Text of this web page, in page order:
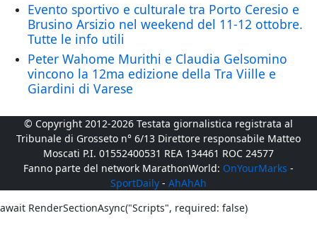
Evento sportivo e culturale tra Porto Ceresio e
Brusino Arsizio nel weekend del 11-12 ottobre.
Tutte le info utili
Peter Wahome Murithi e Claudia Gelsomino
vincono la 12ma edizione della Tra Viille e
Giardini di Varese
© Copyright 2012-2026 Testata giornalistica registrata al
Tribunale di Grosseto n° 6/13 Direttore responsabile Matteo
Moscati P.I. 01552400531 REA 134461 ROC 24577
Fanno parte del network MarathonWorld: OnYourMarks -
SportDaily - AhAhAh
await RenderSectionAsync("Scripts", required: false)